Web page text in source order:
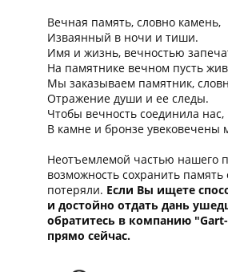
Вечная память, словно камень,
Изваянный в ночи и тиши.
Имя и жизнь, вечностью
На памятнике вечном пусть
Мы заказываем памятник,
Отражение души и ее следы.
Чтобы вечность соединила нас,
В камне и бронзе увековечены
Неотъемлемой частью нашего
возможность сохранить память
потеряли. Если Вы ищете
и достойно отдать дань
обратитесь в компанию
прямо сейчас.